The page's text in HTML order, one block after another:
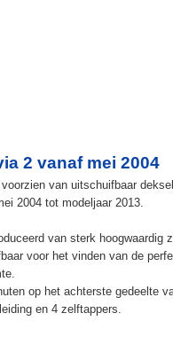
2 vanaf mei 2004
van uitschuifbaar
2004 tot modeljaar 2013.
van sterk hoogwaardig
voor het vinden van de
op het achterste gedeelte
en 4 zelftappers.